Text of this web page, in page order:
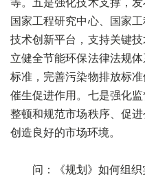
等。五是强化技术支撑，
国家工程研究中心、国家
技术创新平台，支持关键
立健全节能环保法律法规
标准，完善污染物排放标
催生促进作用。七是强化
整顿和规范市场秩序、促
创造良好的市场环境。
问：《规划》如何组织